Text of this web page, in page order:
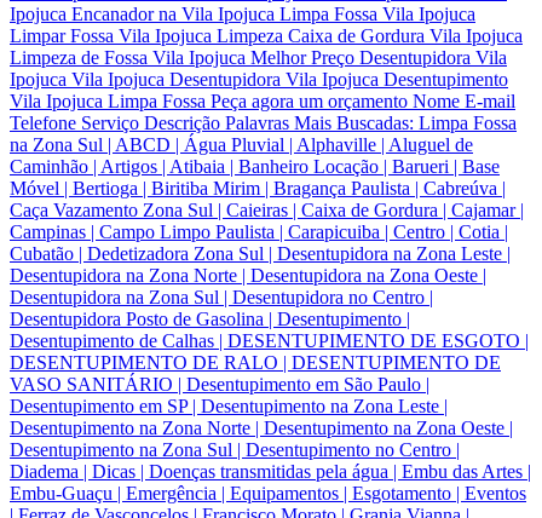
Ipojuca Encanador na Vila Ipojuca Limpa Fossa Vila Ipojuca
Limpar Fossa Vila Ipojuca Limpeza Caixa de Gordura Vila Ipojuca
Limpeza de Fossa Vila Ipojuca Melhor Preço Desentupidora Vila
Ipojuca Vila Ipojuca Desentupidora Vila Ipojuca Desentupimento
Vila Ipojuca Limpa Fossa Peça agora um orçamento Nome E-mail
Telefone Serviço Descrição Palavras Mais Buscadas: Limpa Fossa
na Zona Sul | ABCD | Água Pluvial | Alphaville | Aluguel de
Caminhão | Artigos | Atibaia | Banheiro Locação | Barueri | Base
Móvel | Bertioga | Biritiba Mirim | Bragança Paulista | Cabreúva |
Caça Vazamento Zona Sul | Caieiras | Caixa de Gordura | Cajamar |
Campinas | Campo Limpo Paulista | Carapicuiba | Centro | Cotia |
Cubatão | Dedetizadora Zona Sul | Desentupidora na Zona Leste |
Desentupidora na Zona Norte | Desentupidora na Zona Oeste |
Desentupidora na Zona Sul | Desentupidora no Centro |
Desentupidora Posto de Gasolina | Desentupimento |
Desentupimento de Calhas | DESENTUPIMENTO DE ESGOTO |
DESENTUPIMENTO DE RALO | DESENTUPIMENTO DE
VASO SANITÁRIO | Desentupimento em São Paulo |
Desentupimento em SP | Desentupimento na Zona Leste |
Desentupimento na Zona Norte | Desentupimento na Zona Oeste |
Desentupimento na Zona Sul | Desentupimento no Centro |
Diadema | Dicas | Doenças transmitidas pela água | Embu das Artes |
Embu-Guaçu | Emergência | Equipamentos | Esgotamento | Eventos